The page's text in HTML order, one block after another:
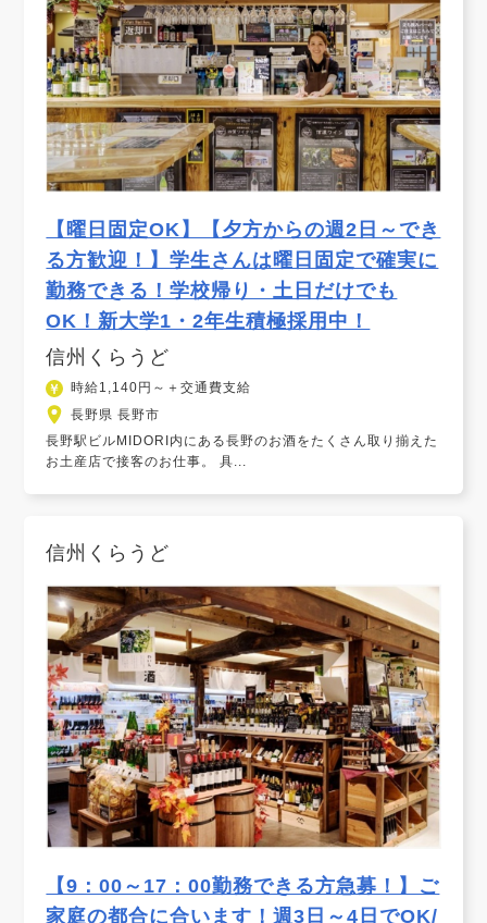
【曜日固定OK】【夕方からの週2日～でき
る方歓迎！】学生さんは曜日固定で確実に
勤務できる！学校帰り・土日だけでも
OK！新大学1・2年生積極採用中！
信州くらうど
時給1,140円～＋交通費支給
長野県 長野市
長野駅ビルMIDORI内にある長野のお酒をたくさん取り揃えた
お土産店で接客のお仕事。 具...
信州くらうど
【9：00～17：00勤務できる方急募！】ご
家庭の都合に合います！週3日～4日でOK/